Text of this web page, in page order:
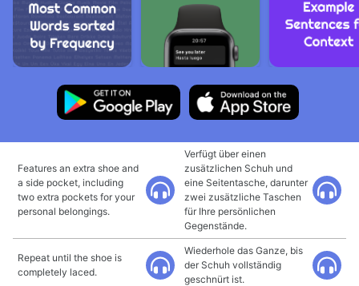
Features an extra shoe and
a side pocket, including
two extra pockets for your
personal belongings.
Verfügt über einen
zusätzlichen Schuh und
eine Seitentasche, darunter
zwei zusätzliche Taschen
für Ihre persönlichen
Gegenstände.
Repeat until the shoe is
completely laced.
Wiederhole das Ganze, bis
der Schuh vollständig
geschnürt ist.